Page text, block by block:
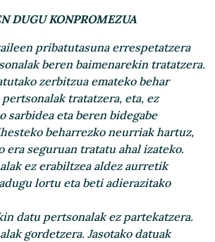
DUGU KONPROMEZUA
pribatutasuna errespetatzera
beren baimenarekin tratatzera.
zerbitzua emateko behar
tratatzera, eta, ez
sarbidea eta beren bidegabe
beharrezko neurriak hartuz,
era seguruan tratatu ahal izateko.
ez erabiltzea aldez aurretik
lortu eta beti adierazitako
datu pertsonalak ez partekatzera.
gordetzera. Jasotako datuak